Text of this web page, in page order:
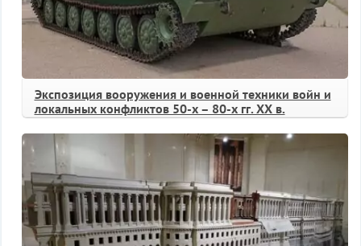
Экспозиция вооружения и военной техники войн и
локальных конфликтов 50-х – 80-х гг. ХХ в.